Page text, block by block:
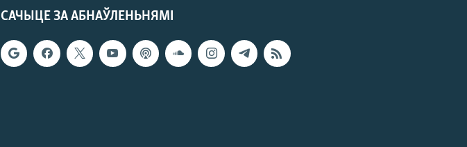
САЧЫЦЕ ЗА АБНАЎЛЕНЬНЯМІ